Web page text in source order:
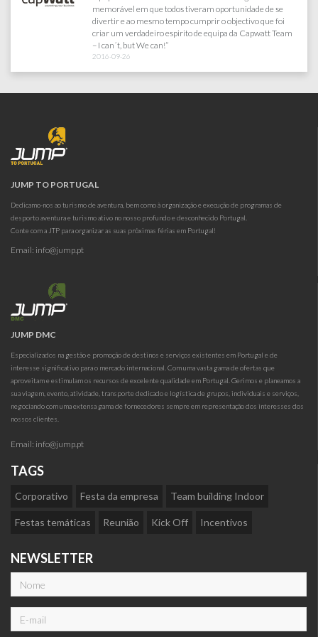
Criatividade, credibilidade, responsabilidade, rigor e a
proximidade entre a equipa cliente e a equipa Jump, são
alguns dos motivos que me levam a continuar a trabalhar
com eles, sabendo de antemão que os meus eventos
continuarão a ser um sucesso garantido."
JUMP TO PORTUGAL
Dedicamo-nos ao turismo de aventura, bem como à organização e execução de programas de
desporto aventura e turismo ativo no nosso profundo e desconhecido Portugal.
Conte com a JTP para organizar as suas próximas férias em Portugal!
Email: info@jump.pt
JUMP DMC
Especializados na gestão e promoção de destinos e serviços existentes em Portugal e de
interesse significativo para o mercado internacional. Com uma vasta gama de ofertas que
aproveitam e estimulam os recursos de excelente qualidade em Portugal. Gerimos e planeamos a
sua viagem, evento, atividade, transporte dedicado e logística de grupos, individuais e serviços,
negociando com uma extensa gama de fornecedores sempre em representação dos interesses dos
nossos clientes.
Email: info@jump.pt
TAGS
Corporativo Festa da empresa Team building Indoor
Festas temáticas Reunião Kick Off Incentivos
NEWSLETTER